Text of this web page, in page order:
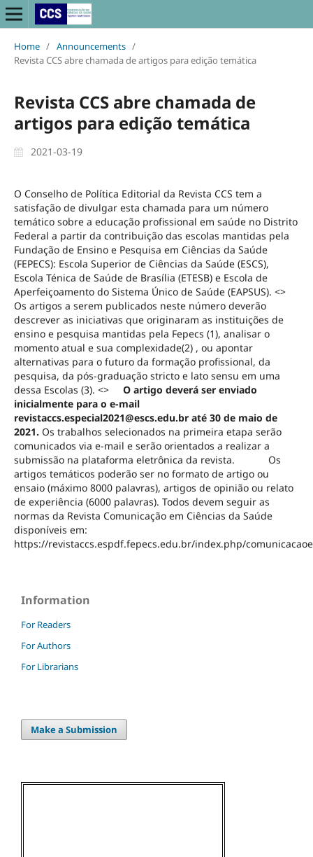
Home / Announcements /
Revista CCS abre chamada de artigos para edição temática
Revista CCS abre chamada de
artigos para edição temática
2021-03-19
O Conselho de Política Editorial da Revista CCS tem a
satisfação de divulgar esta chamada para um número
temático sobre a educação profissional em saúde no Distrito
Federal a partir da contribuição das escolas mantidas pela
Fundação de Ensino e Pesquisa em Ciências da Saúde
(FEPECS): Escola Superior de Ciências da Saúde (ESCS),
Escola Ténica de Saúde de Brasília (ETESB) e Escola de
Aperfeiçoamento do Sistema Único de Saúde (EAPSUS). <>
Os artigos a serem publicados neste número deverão
descrever as iniciativas que originaram as instituições de
ensino e pesquisa mantidas pela Fepecs (1), analisar o
momento atual e sua complexidade(2) , ou apontar
alternativas para o futuro da formação profissional, da
pesquisa, da pós-graduação stricto e lato sensu em uma
dessa Escolas (3). <> O artigo deverá ser enviado
inicialmente para o e-mail
revistaccs.especial2021@escs.edu.br até 30 de maio de
2021. Os trabalhos selecionados na primeira etapa serão
comunicados via e-mail e serão orientados a realizar a
submissão na plataforma eletrônica da revista.
Os
artigos temáticos poderão ser no formato de artigo ou
ensaio (máximo 8000 palavras), artigos de opinião ou relato
de experiência (6000 palavras). Todos devem seguir as
normas da Revista Comunicação em Ciências da Saúde
disponíveis em:
https://revistaccs.espdf.fepecs.edu.br/index.php/
Information
For Readers
For Authors
For Librarians
Make a Submission